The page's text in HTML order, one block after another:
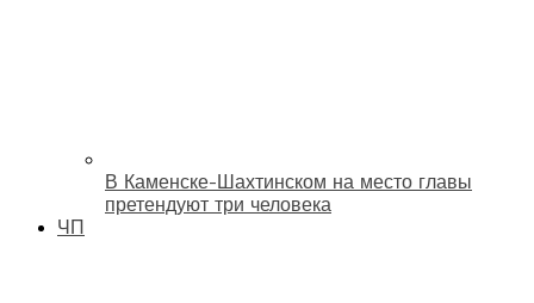
В Каменске-Шахтинском на место главы
претендуют три человека
ЧП